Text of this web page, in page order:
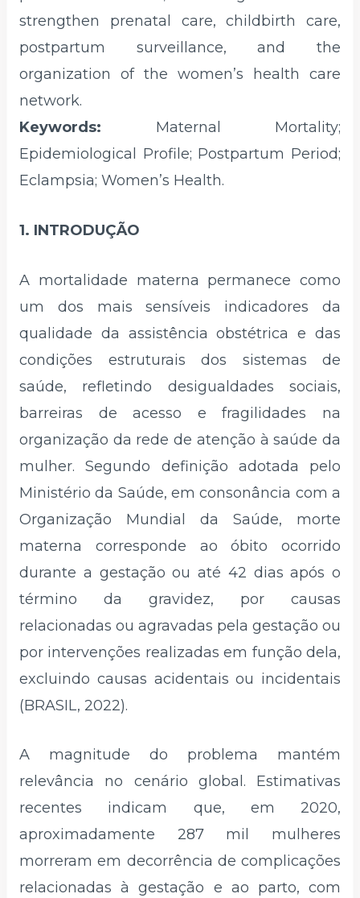
strengthen prenatal care, childbirth care,
postpartum surveillance, and the
organization of the women’s health care
network.
Keywords: Maternal Mortality;
Epidemiological Profile; Postpartum Period;
Eclampsia; Women’s Health.
1. INTRODUÇÃO
A mortalidade materna permanece como
um dos mais sensíveis indicadores da
qualidade da assistência obstétrica e das
condições estruturais dos sistemas de
saúde, refletindo desigualdades sociais,
barreiras de acesso e fragilidades na
organização da rede de atenção à saúde da
mulher. Segundo definição adotada pelo
Ministério da Saúde, em consonância com a
Organização Mundial da Saúde, morte
materna corresponde ao óbito ocorrido
durante a gestação ou até 42 dias após o
término da gravidez, por causas
relacionadas ou agravadas pela gestação ou
por intervenções realizadas em função dela,
excluindo causas acidentais ou incidentais
(BRASIL, 2022).
A magnitude do problema mantém
relevância no cenário global. Estimativas
recentes indicam que, em 2020,
aproximadamente 287 mil mulheres
morreram em decorrência de complicações
relacionadas à gestação e ao parto, com